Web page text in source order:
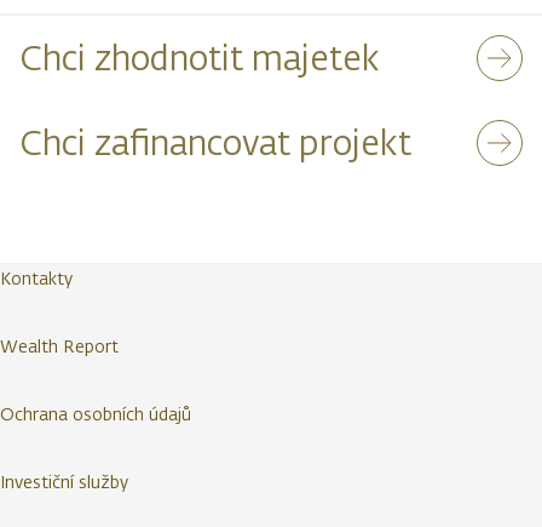
Chci zhodnotit majetek
Chci zafinancovat projekt
Kontakty
Wealth Report
Ochrana osobních údajů
Investiční služby